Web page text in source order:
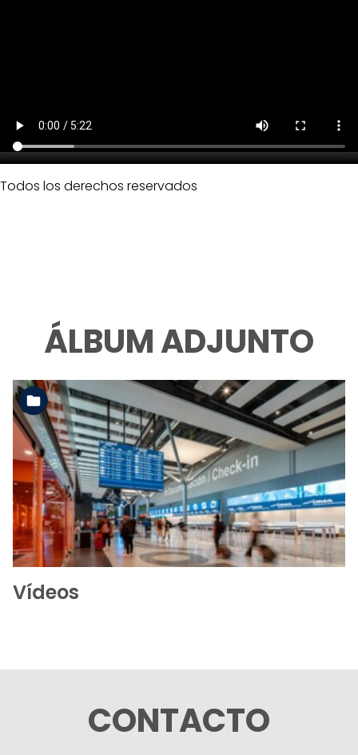
Todos los derechos reservados
ÁLBUM ADJUNTO
Ver la carpeta
Vídeos
CONTACTO